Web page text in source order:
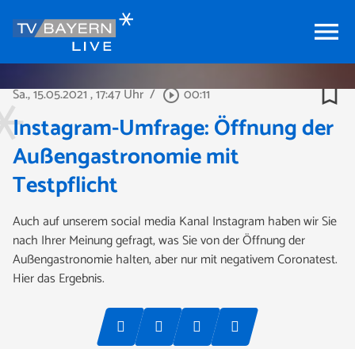
menu
Sa., 15.05.2021, 17:47 Uhr / play_circle_outline00:11 bookmark_border
Instagram-Umfrage: Öffnung der
Außengastronomie mit
Testpflicht
Auch auf unserem social media Kanal Instagram haben wir Sie
nach Ihrer Meinung gefragt, was Sie von der Öffnung der
Außengastronomie halten, aber nur mit negativem Coronatest.
Hier das Ergebnis.